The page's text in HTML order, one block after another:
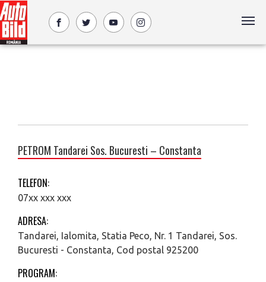
PETROM Tandarei Sos. Bucuresti – Constanta
TELEFON:
07xx xxx xxx
ADRESA:
Tandarei, Ialomita, Statia Peco, Nr. 1 Tandarei, Sos.
Bucuresti - Constanta, Cod postal 925200
PROGRAM: